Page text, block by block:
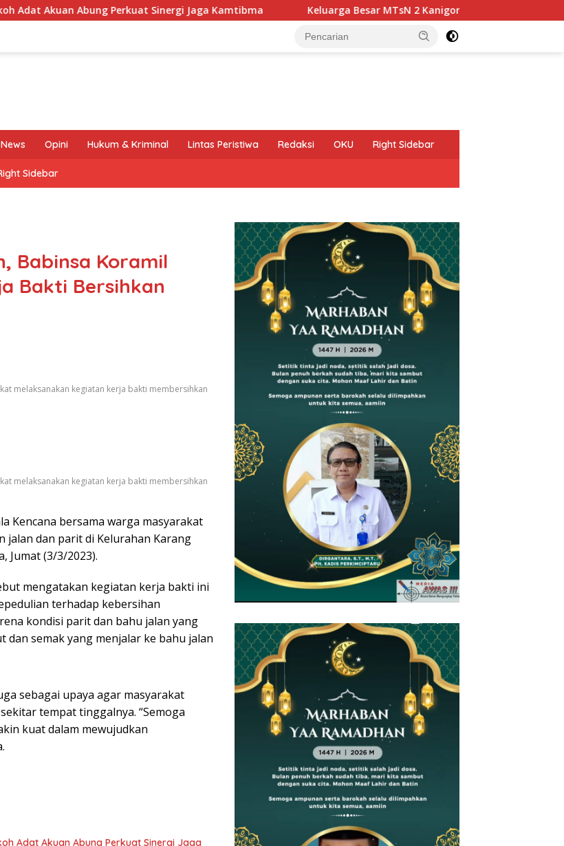
Sinergi Jaga Kamtibma Keluarga Besar MTsN 2 Kanigoro KEDIRI Mengucapkan Selamat
News Opini Hukum & Kriminal Lintas Peristiwa Redaksi OKU Right Sidebar
Sidebar
Babinsa Koramil
Bakti Bersihkan
melaksanakan kegiatan kerja bakti membersihkan
melaksanakan kegiatan kerja bakti membersihkan
Kencana bersama warga masyarakat
jalan dan parit di Kelurahan Karang
Jumat (3/3/2023).
mengatakan kegiatan kerja bakti ini
terhadap kebersihan
kondisi parit dan bahu jalan yang
semak yang menjalar ke bahu jalan
sebagai upaya agar masyarakat
tempat tinggalnya. “Semoga
kuat dalam mewujudkan
Adat Akuan Abung Perkuat Sinergi Jaga